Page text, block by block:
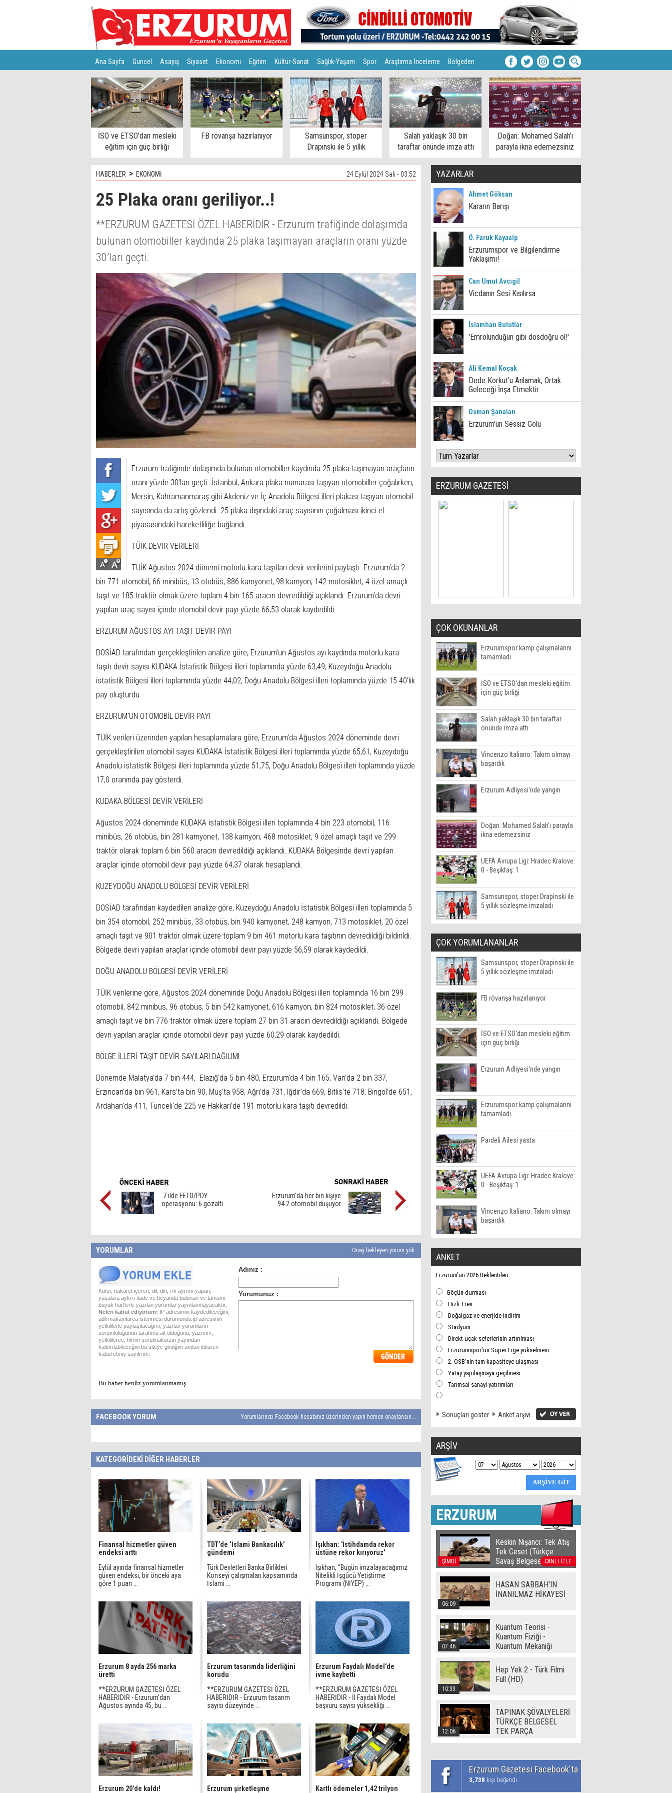
Ana Sayfa Guncel Asayiş Siyaset Ekonomi Eğitim Kültür-Sanat Sağlık-Yaşam Spor Araştırma İnceleme Bölgeden
Türkiye Teknoloji
İSO ve ETSO’dan mesleki
eğitim için güç birliği
FB rövanşa hazırlanıyor
Samsunspor, stoper
Drapinski ile 5 yıllık
sözleşme imzaladı
Salah yaklaşık 30 bin
taraftar önünde imza attı
Doğan: Mohamed Salah’ı
parayla ikna edemezsiniz
HABERLER > EKONOMİ 24 Eylül 2024 Salı - 03:52
25 Plaka oranı geriliyor..!
**ERZURUM GAZETESİ ÖZEL HABERİDİR - Erzurum trafiğinde dolaşımda
bulunan otomobiller kaydında 25 plaka taşımayan araçların oranı yüzde
30’ları geçti.
Erzurum trafiğinde dolaşımda bulunan otomobiller kaydında 25 plaka taşımayan araçların
oranı yüzde 30’ları geçti. İstanbul, Ankara plaka numarası taşıyan otomobiller çoğalırken,
Mersin, Kahramanmaraş gibi Akdeniz ve İç Anadolu Bölgesi illeri plakası taşıyan otomobil
sayısında da artış gözlendi. 25 plaka dışındaki araç sayısının çoğalması ikinci el
piyasasındaki hareketliliğe bağlandı.
TÜİK DEVİR VERİLERİ
TÜİK Ağustos 2024 dönemi motorlu kara taşıtları devir verilerini paylaştı. Erzurum’da 2
bin 771 otomobil, 66 minibüs, 13 otobüs, 886 kamyonet, 98 kamyon, 142 motosiklet, 4 özel amaçlı
taşıt ve 185 traktör olmak üzere toplam 4 bin 165 aracın devredildiği açıklandı. Erzurum’da devri
yapılan araç sayısı içinde otomobil devir payı yüzde 66,53 olarak kaydedildi.
ERZURUM AĞUSTOS AYI TAŞIT DEVİR PAYI
DOSİAD tarafından gerçekleştirilen analize göre, Erzurum’un Ağustos ayı kaydında motorlu kara
taşıtı devir sayısı KUDAKA İstatistik Bölgesi illeri toplamında yüzde 63,49, Kuzeydoğu Anadolu
istatistik Bölgesi illeri toplamında yüzde 44,02, Doğu Anadolu Bölgesi illeri toplamında yüzde 15.40’lık
pay oluşturdu.
ERZURUM’UN OTOMOBİL DEVİR PAYI
TÜİK verileri üzerinden yapılan hesaplamalara göre, Erzurum’da Ağustos 2024 döneminde devri
gerçekleştirilen otomobil sayısı KUDAKA İstatistik Bölgesi illeri toplamında yüzde 65,61, Kuzeydoğu
Anadolu istatistik Bölgesi illeri toplamında yüzde 51,75, Doğu Anadolu Bölgesi illeri toplamında yüzde
17,0 oranında pay gösterdi.
KUDAKA BÖLGESİ DEVİR VERİLERİ
Ağustos 2024 döneminde KUDAKA istatistik Bölgesi illeri toplamında 4 bin 223 otomobil, 116
minibüs, 26 otobüs, bin 281 kamyonet, 138 kamyon, 468 motosiklet, 9 özel amaçlı taşıt ve 299
traktör olarak toplam 6 bin 560 aracın devredildiği açıklandı. KUDAKA Bölgesinde devri yapılan
araçlar içinde otomobil devir payı yüzde 64,37 olarak hesaplandı.
KUZEYDOĞU ANADOLU BÖLGESİ DEVİR VERİLERİ
DOSİAD tarafından kaydedilen analize göre, Kuzeydoğu Anadolu İstatistik Bölgesi illeri toplamında 5
bin 354 otomobil, 252 minibüs, 33 otobüs, bin 940 kamyonet, 248 kamyon, 713 motosiklet, 20 özel
amaçlı taşıt ve 901 traktör olmak üzere toplam 9 bin 461 motorlu kara taşıtının devredildiği bildirildi.
Bölgede devri yapılan araçlar içinde otomobil devir payı yüzde 56,59 olarak kaydedildi.
DOĞU ANADOLU BÖLGESİ DEVİR VERİLERİ
TÜİK verilerine göre, Ağustos 2024 döneminde Doğu Anadolu Bölgesi illeri toplamında 16 bin 299
otomobil, 842 minibüs, 96 otobüs, 5 bin 542 kamyonet, 616 kamyon, bin 824 motosiklet, 36 özel
amaçlı taşıt ve bin 776 traktör olmak üzere toplam 27 bin 31 aracın devredildiği açıklandı. Bölgede
devri yapılan araçlar içinde otomobil devir payı yüzde 60,29 olarak kaydedildi.
BÖLGE İLLERİ TAŞIT DEVİR SAYILARI DAĞILIMI
Dönemde Malatya’da 7 bin 444, Elazığ’da 5 bin 480, Erzurum’da 4 bin 165, Van’da 2 bin 337,
Erzincan’da bin 961, Kars’ta bin 90, Muş’ta 958, Ağrı’da 731, Iğdır’da 669, Bitlis’te 718, Bingöl’de 651,
Ardahan’da 411, Tunceli’de 225 ve Hakkari’de 191 motorlu kara taşıtı devredildi.
7 ilde FETÖ/PDY
operasyonu: 6 gözaltı
Erzurum'da her bin kişiye
94.2 otomobil düşüyor
YORUMLAR Onay bekleyen yorum yok.
Küfür, hakaret içeren; dil, din, ırk ayrımı yapan;
yasalara aykırı ifade ve beyanda bulunan ve tamamı
büyük harflerle yazılan yorumlar yayınlanmayacaktır.
Neleri kabul ediyorum: IP adresimin kaydedileceğini,
adli makamlarca istenmesi durumunda ip adresimin
yetkililerle paylaşılacağını, yazılan yorumların
sorumluluğunun tarafıma ait olduğunu, yazımın,
yetkililerce, fikrim sorulmaksızın yayından
kaldırılabileceğini bu siteye girdiğim andan itibaren
kabul etmiş sayılırım.
Bu haber henüz yorumlanmamış...
FACEBOOK YORUM Yorumlarınızı Facebook hesabınız üzerinden yapın hemen onaylansın...
KATEGORİDEKİ DİĞER HABERLER
Finansal hizmetler güven
endeksi arttı
Eylül ayında finansal hizmetler
güven endeksi, bir önceki aya
göre 1 puan ...
TDT’de ‘İslami Bankacılık’
gündemi
Türk Devletleri Banka Birlikleri
Konseyi çalışmaları kapsamında
İslami ...
Işıkhan: 'İstihdamda rekor
üstüne rekor kırıyoruz'
Işıkhan, “Bugün imzalayacağımız
Nitelikli İşgücü Yetiştirme
Programı (NİYEP) ...
Erzurum 8 ayda 256 marka
üretti
**ERZURUM GAZETESİ ÖZEL
HABERİDİR - Erzurum’dan
Ağustos ayında 45, bu ...
Erzurum tasarımda liderliğini
korudu
**ERZURUM GAZETESİ ÖZEL
HABERİDİR - Erzurum tasarım
sayısı düzeyinde ...
Erzurum Faydalı Model’de
ivme kaybetti
**ERZURUM GAZETESİ ÖZEL
HABERİDİR - İl Faydalı Model
başvuru sayısı yüksekliği ...
Erzurum 20’de kaldı!
Erzurum şirketleşme
Kartlı ödemeler 1,42 trilyon
YAZARLAR
Ahmet Göksan
Kararın Barışı
Ö. Faruk Kayaalp
Erzurumspor ve Bilgilendirme
Yaklaşımı!
Can Umut Avcıgil
Vicdanın Sesi Kısılırsa
İslamhan Bulutlar
'Emrolunduğun gibi dosdoğru ol!'
Ali Kemal Koçak
Dede Korkut'u Anlamak, Ortak
Geleceği İnşa Etmektir
Osman Şanalan
Erzurum'un Sessiz Golü
ERZURUM GAZETESİ
ÇOK OKUNANLAR
Erzurumspor kamp çalışmalarını
tamamladı
İSO ve ETSO'dan mesleki eğitim
için güç birliği
Salah yaklaşık 30 bin taraftar
önünde imza attı
Vincenzo Italiano: Takım olmayı
başardık
Erzurum Adliyesi'nde yangın
Doğan: Mohamed Salah'ı parayla
ikna edemezsiniz
UEFA Avrupa Ligi: Hradec Kralove:
0 - Beşiktaş: 1
Samsunspor, stoper Drapinski ile
5 yıllık sözleşme imzaladı
ÇOK YORUMLANANLAR
Samsunspor, stoper Drapinski ile
5 yıllık sözleşme imzaladı
FB rövanşa hazırlanıyor
İSO ve ETSO'dan mesleki eğitim
için güç birliği
Erzurum Adliyesi'nde yangın
Erzurumspor kamp çalışmalarını
tamamladı
Pardeli Ailesi yasta
UEFA Avrupa Ligi: Hradec Kralove:
0 - Beşiktaş: 1
Vincenzo Italiano: Takım olmayı
başardık
ANKET
Erzurum’un 2026 Beklentileri:
Göçün durması
Hızlı Tren
Doğalgaz ve enerjide indirim
Stadyum
Direkt uçak seferlerinin artırılması
Erzurumspor’un Süper Lige yükselmesi
2. OSB’nin tam kapasiteye ulaşması
Yatay yapılaşmaya geçilmesi
Tarımsal sanayi yatırımları
Sonuçları göster Anket arşivi
ARŞİV
ERZURUM
ŞİMDİ CANLI İZLE
Keskin Nişancı: Tek Atış
Tek Ceset (Türkçe
Savaş Belgeseli)
06:09
HASAN SABBAH'IN
İNANILMAZ HİKAYESİ
07:46
Kuantum Teorisi -
Kuantum Fiziği -
Kuantum Mekaniği
10:33
Hep Yek 2 - Türk Filmi
Full (HD)
12:06
TAPINAK ŞÖVALYELERİ
TÜRKÇE BELGESEL
TEK PARÇA
Erzurum Gazetesi Facebook'ta
3,738 kişi beğendi